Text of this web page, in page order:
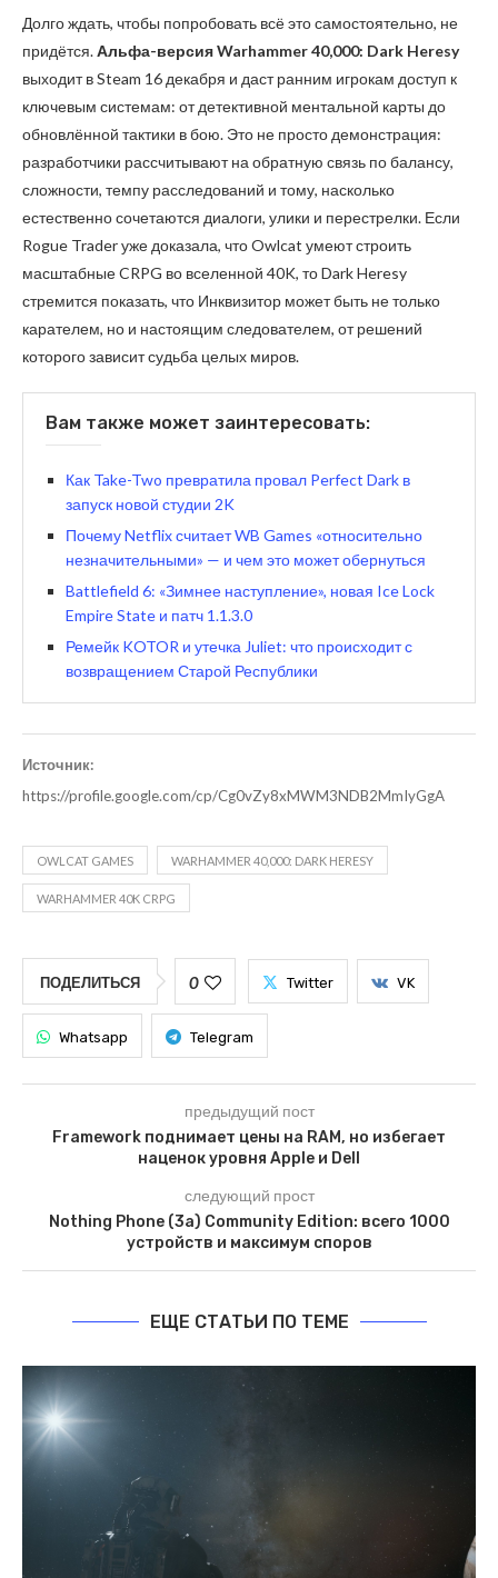
Долго ждать, чтобы попробовать всё это самостоятельно, не
придётся.Альфа-версия Warhammer 40,000: Dark Heresy
выходит в Steam 16 декабря и даст ранним игрокам доступ к
ключевым системам: от детективной ментальной карты до
обновлённой тактики в бою. Это не просто демонстрация:
разработчики рассчитывают на обратную связь по балансу,
сложности, темпу расследований и тому, насколько
естественно сочетаются диалоги, улики и перестрелки. Если
Rogue Trader уже доказала, что Owlcat умеют строить
масштабные CRPG во вселенной 40K, то Dark Heresy
стремится показать, что Инквизитор может быть не только
карателем, но и настоящим следователем, от решений
которого зависит судьба целых миров.
Вам также может заинтересовать:
Как Take-Two превратила провал Perfect Dark в
запуск новой студии 2K
Почему Netflix считает WB Games «относительно
незначительными» — и чем это может обернуться
Battlefield 6: «Зимнее наступление», новая Ice Lock
Empire State и патч 1.1.3.0
Ремейк KOTOR и утечка Juliet: что происходит с
возвращением Старой Республики
Источник:
https://profile.google.com/cp/Cg0vZy8xMWM3NDB2MmIyGgA
OWLCAT GAMES WARHAMMER 40,000: DARK HERESY
WARHAMMER 40K CRPG
ПОДЕЛИТЬСЯ 0 Twitter VK
Whatsapp Telegram
предыдущий пост
Framework поднимает цены на RAM, но избегает
наценок уровня Apple и Dell
следующий прост
Nothing Phone (3a) Community Edition: всего 1000
устройств и максимум споров
ЕЩЕ СТАТЬИ ПО ТЕМЕ